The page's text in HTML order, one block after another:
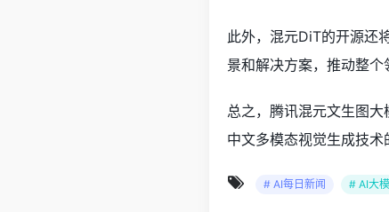
此外，混元DiT的开源还
景和解决方案，推动整个
总之，腾讯混元文生图
中文多模态视觉生成技
# AI每日新闻 # AI大